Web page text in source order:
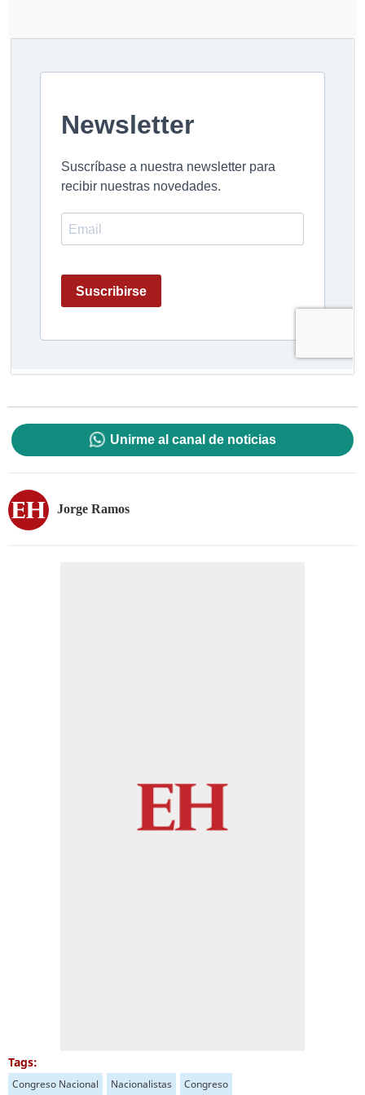
Unirme al canal de noticias
Jorge Ramos
Tags:
Congreso Nacional Nacionalistas Congreso